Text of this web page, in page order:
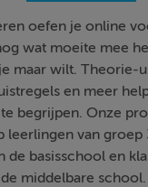
oefen je online
wat moeite mee
maar wilt. Theorie-
en meer
begrijpen. Onze
leerlingen van groep
de basisschool en
de middelbare